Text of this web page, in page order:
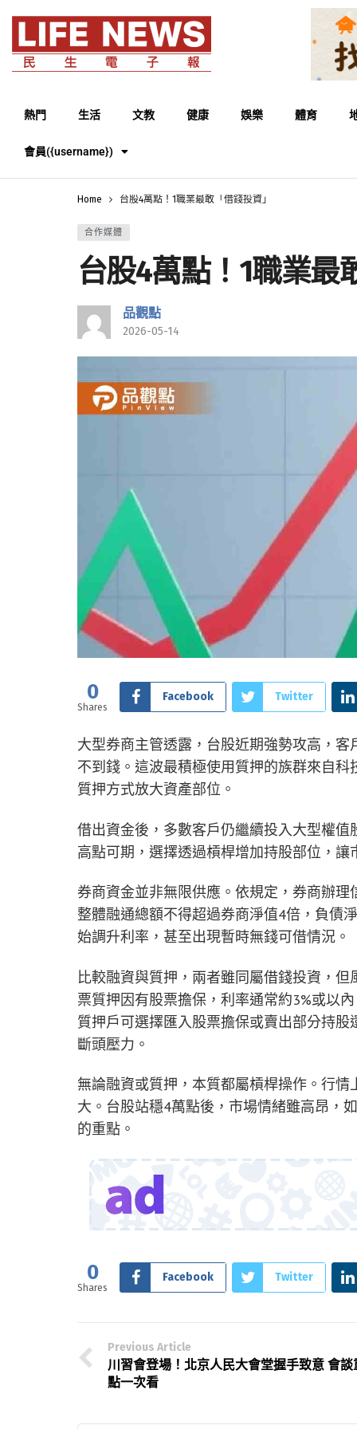
熱門 生活 文教 健康 娛樂 體育
會員({username})
Home 台股4萬點！1職業最敢「借錢投資」
合作媒體
台股4萬點！1職業最
品觀點
2026-05-14
0
Shares
Facebook Twitter
大型券商主管透露，台股近期強勢攻高，
不到錢。這波最積極使用質押的族群來自
質押方式放大資產部位。
借出資金後，多數客戶仍繼續投入大型權
高點可期，選擇透過槓桿增加持股部位，
券商資金並非無限供應。依規定，券商辦
整體融通總額不得超過券商淨值4倍，負債
始調升利率，甚至出現暫時無錢可借情況。
比較融資與質押，兩者雖同屬借錢投資，
票質押因有股票擔保，利率通常約3%或以
質押戶可選擇匯入股票擔保或賣出部分持
斷頭壓力。
無論融資或質押，本質都屬槓桿操作。行
大。台股站穩4萬點後，市場情緒雖高昂，
的重點。
0
Shares
Facebook Twitter
Previous Article
川習會登場！北京人民大會堂握手致意 會談
點一次看